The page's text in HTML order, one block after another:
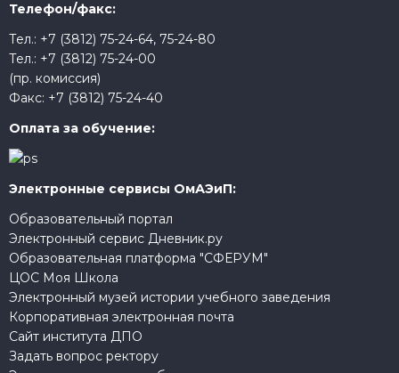
Телефон/факс:
Тел.: +7 (3812) 75-24-64, 75-24-80
Тел.: +7 (3812) 75-24-00
(пр. комиссия)
Факс: +7 (3812) 75-24-40
Оплата за обучение:
Электронные сервисы ОмАЭиП:
Образовательный портал
Электронный сервис Дневник.ру
Образовательная платформа "СФЕРУМ"
ЦОС Моя Школа
Электронный музей истории учебного заведения
Корпоративная электронная почта
Сайт института ДПО
Задать вопрос ректору